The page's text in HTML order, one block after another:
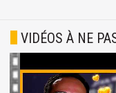
VIDÉOS À NE